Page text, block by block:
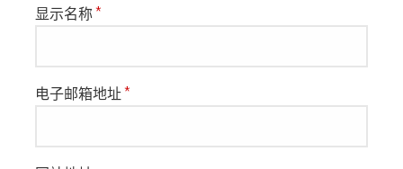
显示名称*
电子邮箱地址*